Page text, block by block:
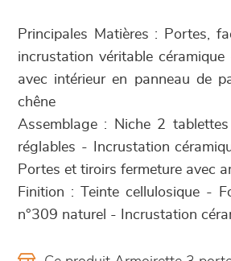
Principales Matières : Portes,
incrustation véritable
avec intérieur en panneau de
chêne
Assemblage : Niche 2
réglables - Incrustation
Portes et tiroirs fermeture avec
Finition : Teinte cellulosique -
n°309 naturel - Incrustation